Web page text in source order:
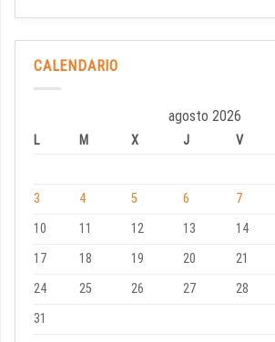
CALENDARIO
agosto 2026
L M X J V
3
4 5 6 7
10
11 12 13 14
17
18 19 20 21
24
25 26 27 28
31